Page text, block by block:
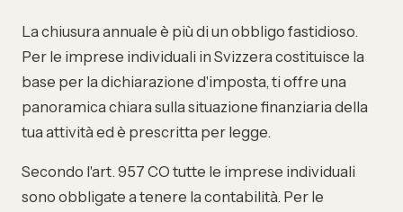
La chiusura annuale è più di un obbligo fastidioso.
Per le imprese individuali in Svizzera costituisce la
base per la dichiarazione d'imposta, ti offre una
panoramica chiara sulla situazione finanziaria della
tua attività ed è prescritta per legge.
Secondo l'art. 957 CO tutte le imprese individuali
sono obbligate a tenere la contabilità. Per le